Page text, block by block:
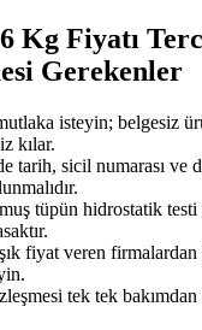
Kg Fiyatı
Gerekenler
isteyin; belgesiz
kılar.
tarih, sicil numarası ve
tüpün hidrostatik
fiyat veren firmalardan
tek tek